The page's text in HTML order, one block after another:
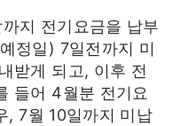
지 전기요금을 납부
정일) 7일전까지 미
받게 되고, 이후 전
들어 4월분 전기요
, 7월 10일까지 미납